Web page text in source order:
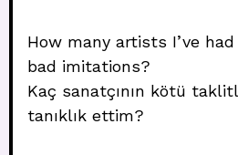
How many artists I’ve
bad imitations?
Kaç sanatçının kötü
tanıklık ettim?